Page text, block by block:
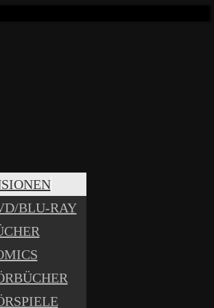
BLU-RAY